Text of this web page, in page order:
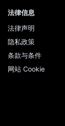
法律信息
法律声明
隐私政策
条款与条件
网站 Cookie